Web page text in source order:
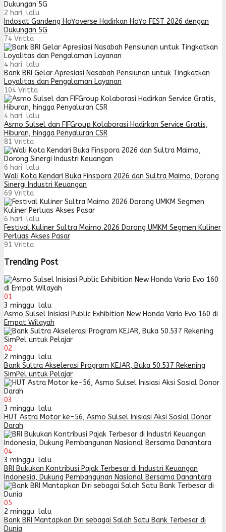
2 hari lalu
Indosat Gandeng HoYoverse Hadirkan HoYo FEST 2026 dengan
Dukungan 5G
74 Vritta
4 hari lalu
Bank BRI Gelar Apresiasi Nasabah Pensiunan untuk Tingkatkan
Loyalitas dan Pengalaman Layanan
104 Vritta
4 hari lalu
Asmo Sulsel dan FIFGroup Kolaborasi Hadirkan Service Gratis,
Hiburan, hingga Penyaluran CSR
81 Vritta
6 hari lalu
Wali Kota Kendari Buka Finspora 2026 dan Sultra Maimo, Dorong
Sinergi Industri Keuangan
69 Vritta
6 hari lalu
Festival Kuliner Sultra Maimo 2026 Dorong UMKM Segmen Kuliner
Perluas Akses Pasar
91 Vritta
Trending Post
01
3 minggu lalu
Asmo Sulsel Inisiasi Public Exhibition New Honda Vario Evo 160 di
Empat Wilayah
02
2 minggu lalu
Bank Sultra Akselerasi Program KEJAR, Buka 50.537 Rekening
SimPel untuk Pelajar
03
3 minggu lalu
HUT Astra Motor ke-56, Asmo Sulsel Inisiasi Aksi Sosial Donor
Darah
04
3 minggu lalu
BRI Bukukan Kontribusi Pajak Terbesar di Industri Keuangan
Indonesia, Dukung Pembangunan Nasional Bersama Danantara
05
2 minggu lalu
Bank BRI Mantapkan Diri sebagai Salah Satu Bank Terbesar di
Dunia